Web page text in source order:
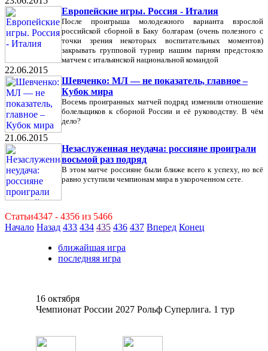
Европейские игры. Россия - Италия
После проигрыша молодежного варианта взрослой
российской сборной в Баку болгарам (очень полезного с
точки зрения некоторых воспитательных моментов)
закрывать групповой турнир нашим парням предстояло
матчем с итальянской национальной командой
22.06.2015
Шевченко: МЛ — не показатель, главное –
Кубок мира
Восемь проигранных матчей подряд изменили отношение
болельщиков к сборной России и её руководству. В чём
дело?
21.06.2015
Незаслуженная неудача: россияне проиграли
восьмой раз подряд
В этом матче россияне были ближе всего к успеху, но всё
равно уступили чемпионам мира в укороченном сете.
Статьи4347 - 4356 из 5466
Начало Назад 433 434 435 436 437 Вперед Конец
ближайшая игра
последняя игра
16 октября
Чемпионат России 2027 Рольф Суперлига. 1 тур